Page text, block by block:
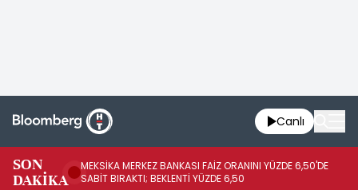
Canlı
SON
DAKİKA
MEKSİKA MERKEZ BANKASI FAİZ ORANINI YÜZDE 6,50'DE
SABİT BIRAKTI; BEKLENTİ YÜZDE 6,50